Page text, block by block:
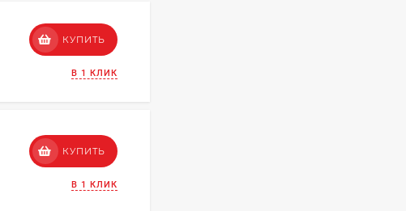
КУПИТЬ
В 1 КЛИК
КУПИТЬ
В 1 КЛИК